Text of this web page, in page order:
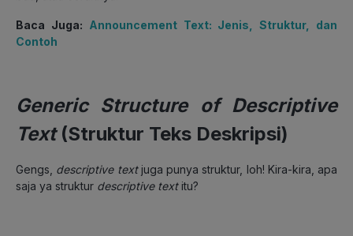
Baca Juga: Announcement Text: Jenis, Struktur, dan
Contoh
Generic Structure of Descriptive
Text (Struktur Teks Deskripsi)
Gengs, descriptive textjuga punya struktur, loh! Kira-kira, apa
saja ya struktur descriptive textitu?